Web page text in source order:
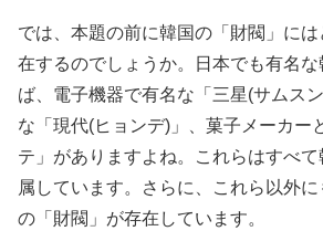
では、本題の前に韓国の「財閥」に
在するのでしょうか。日本でも有名な
ば、電子機器で有名な「三星(サムス
な「現代(ヒョンデ)」、菓子メーカー
テ」がありますよね。これらはすべ
属しています。さらに、これら以外
の「財閥」が存在しています。